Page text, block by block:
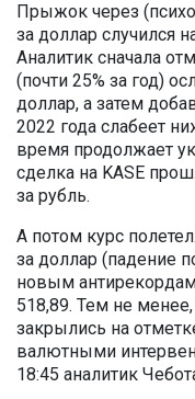
Прыжок через
за доллар случился
Аналитик сначала
(почти 25% за год)
доллар, а затем
2022 года слабеет
время продолжает
сделка на KASE
за рубль.
А потом курс
за доллар (падение
новым антирекордам
518,89. Тем не
закрылись на
валютными
18:45 аналитик